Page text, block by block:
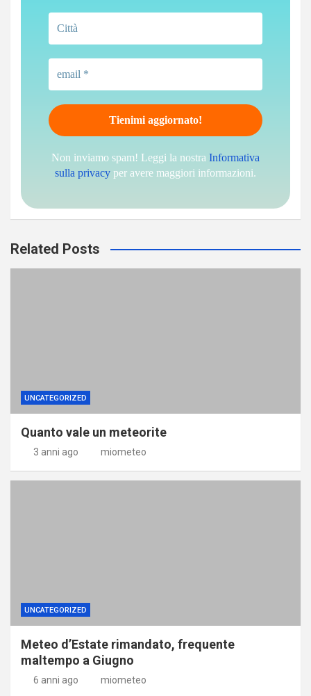
Non inviamo spam! Leggi la nostra Informativa
sulla privacy per avere maggiori informazioni.
Related Posts
UNCATEGORIZED
Quanto vale un meteorite
3 anni ago miometeo
UNCATEGORIZED
Meteo d’Estate rimandato, frequente
maltempo a Giugno
6 anni ago miometeo